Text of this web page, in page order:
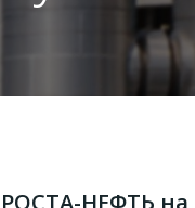
РОСТА-НЕФТЬ на